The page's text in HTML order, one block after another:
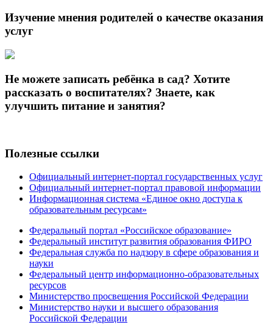
Изучение мнения родителей о качестве оказания
услуг
Не можете записать ребёнка в сад? Хотите
рассказать о воспитателях? Знаете, как
улучшить питание и занятия?
Полезные ссылки
Официальный интернет-портал государственных услуг
Официальный интернет-портал правовой информации
Информационная система «Единое окно доступа к
образовательным ресурсам»
Федеральный портал «Российское образование»
Федеральный институт развития образования ФИРО
Федеральная служба по надзору в сфере образования и
науки
Федеральный центр информационно-образовательных
ресурсов
Министерство просвещения Российской Федерации
Министерство науки и высшего образования
Российской Федерации